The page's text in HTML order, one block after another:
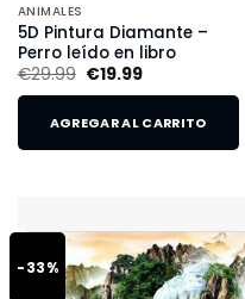
ANIMALES
5D Pintura Diamante –
Perro leído en libro
€29.99 €19.99
AGREGAR AL CARRITO
-33%